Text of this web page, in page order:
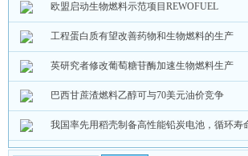
欧盟启动生物燃料示范项目REWOFUEL
工程蛋白质有望改善药物和生物燃料的生产
英研究者修改葡萄糖苷酶加速生物燃料生产
巴西甘蔗渣燃料乙醇可与70美元油价竞争
我国率先用稻壳制备高性能铅炭电池，循环寿